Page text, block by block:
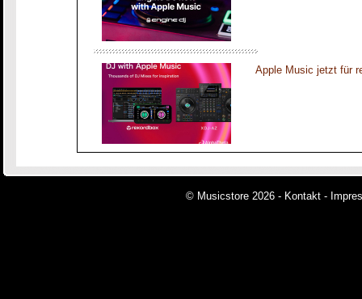
Apple Music jetzt für
© Musicstore 2026 - Kontakt -